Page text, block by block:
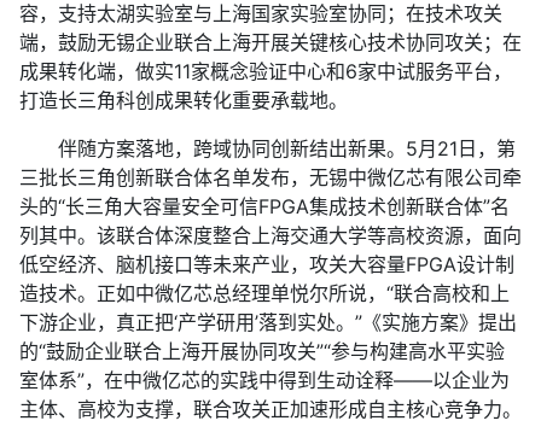
容，支持太湖实验室与上海国家实验室协同；在技术攻关
端，鼓励无锡企业联合上海开展关键核心技术协同攻关；在
成果转化端，做实11家概念验证中心和6家中试服务平台，
打造长三角科创成果转化重要承载地。
伴随方案落地，跨域协同创新结出新果。5月21日，第
三批长三角创新联合体名单发布，无锡中微亿芯有限公司牵
头的“长三角大容量安全可信FPGA集成技术创新联合体”名
列其中。该联合体深度整合上海交通大学等高校资源，面向
低空经济、脑机接口等未来产业，攻关大容量FPGA设计制
造技术。正如中微亿芯总经理单悦尔所说，“联合高校和上
下游企业，真正把‘产学研用’落到实处。”《实施方案》提出
的“鼓励企业联合上海开展协同攻关”“参与构建高水平实验
室体系”，在中微亿芯的实践中得到生动诠释——以企业为
主体、高校为支撑，联合攻关正加速形成自主核心竞争力。